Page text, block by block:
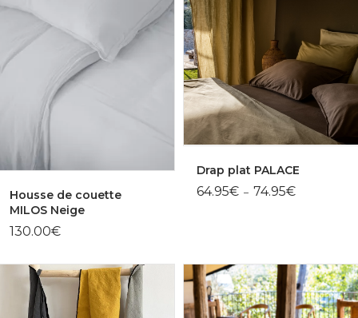
Housse de couette
MILOS Neige
130.00€
Drap plat PALACE
64.95€ – 74.95€Plage